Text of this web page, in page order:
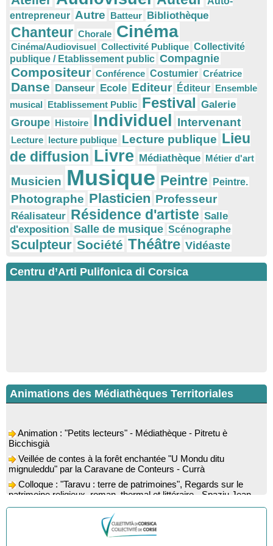
entrepreneur Autre Batteur Bibliothèque
Chanteur Chorale Cinéma
Cinéma/Audiovisuel Collectivité Publique Collectivité
publique / Etablissement public Compagnie
Compositeur Conférence Costumier Créatrice
Danse Danseur Ecole Editeur Éditeur Ensemble
musical Etablissement Public Festival Galerie
Groupe Histoire Individuel Intervenant
Lecture lecture publique Lecture publique Lieu
de diffusion Livre Médiathèque Métier d'art
Musicien Musique Peintre Peintre.
Photographe Plasticien Professeur
Réalisateur Résidence d'artiste Salle
d'exposition Salle de musique Scénographe
Sculpteur Société Théâtre Vidéaste
Centru d’Arti Pulifonica di Corsica
Animations des Médiathèques Territoriales
Bicchisgià
Veillée de contes à la forêt enchantée "U Mondu ditu
mignuleddu" par la Caravane de Conteurs - Currà
Colloque : "Taravu : terre de patrimoines", Regards sur le
patrimoine religieux, roman, thermal et littéraire - Spaziu Jean-
Marc Fiamma - A Sarra di Farru
Spectacle musical : "Viaghju in Corsica cù Regina & Bruno",
hommage au duo mythique de la chanson corse interprété par
Marie-Elsa Picciocchi (chant), Marc’Antò Belgodere (chant et